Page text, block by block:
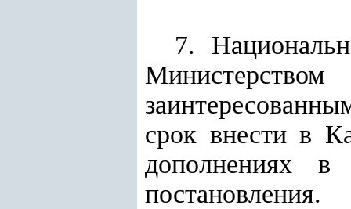
7.
срок внести в
дополнениях в
постановления.